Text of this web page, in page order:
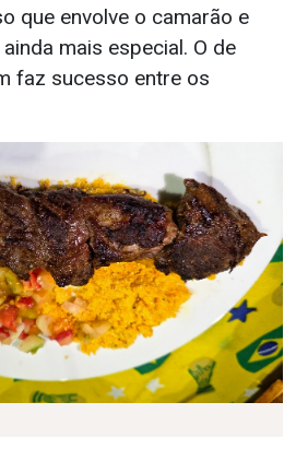
que envolve o camarão e
mais especial. O de
faz sucesso entre os